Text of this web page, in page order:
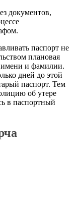
документов,
паспорт не
плановая
имени и фамилии.
дней до этой
паспорт. Тем
об утере
в паспортный